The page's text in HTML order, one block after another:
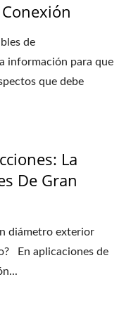
de
información para que
que debe
La
De Gran
diámetro exterior
En aplicaciones de